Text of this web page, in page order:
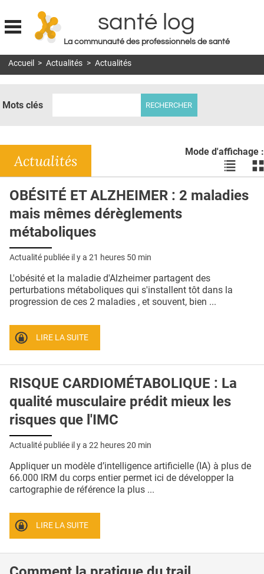
Jump to navigation
santé log
La communauté des professionnels de santé
MON COMPTE
DOSSIERS
RÉSEAUX
E-REVUE SAD
L'APP
PUBLICITÉ
CONTACT
Accueil > Actualités > Actualités
Mots clés
Mode d'affichage :
Voir
les
en
les
Actualités
OBÉSITÉ ET ALZHEIMER : 2 maladies
mais mêmes dérèglements
métaboliques
Actualité publiée il y a 21 heures 50 min
L'obésité et la maladie d'Alzheimer partagent des
perturbations métaboliques qui s'installent tôt dans la
progression de ces 2 maladies , et souvent, bien ...
LIRE LA SUITE
RISQUE CARDIOMÉTABOLIQUE : La
qualité musculaire prédit mieux les
risques que l'IMC
Actualité publiée il y a 22 heures 20 min
Appliquer un modèle d’intelligence artificielle (IA) à plus de
66.000 IRM du corps entier permet ici de développer la
cartographie de référence la plus ...
LIRE LA SUITE